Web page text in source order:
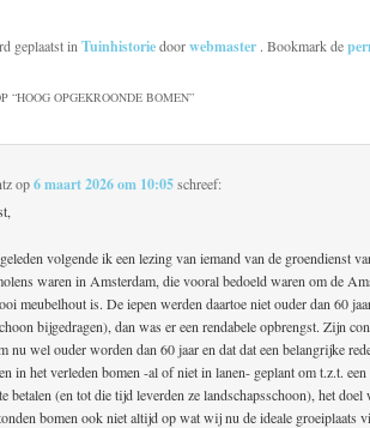
geplaatst in Tuinhistoriedoorwebmaster . Bookmark de
“HOOG OPGEKROONDE BOMEN”
op6 maart 2026 om 10:05 schreef:
volgende ik een lezing van iemand van de groendienst
waren in Amsterdam, die vooral bedoeld waren om de
meubelhout is. De iepen werden daartoe niet ouder dan 60
bijgedragen), dan was er een rendabele opbrengst. Zijn
nu wel ouder worden dan 60 jaar en dat dat een belangrijke
in het verleden bomen -al of niet in lanen- geplant om t.z.t.
betalen (en tot die tijd leverden ze landschapsschoon), het
bomen ook niet altijd op wat wij nu de ideale groeiplaats